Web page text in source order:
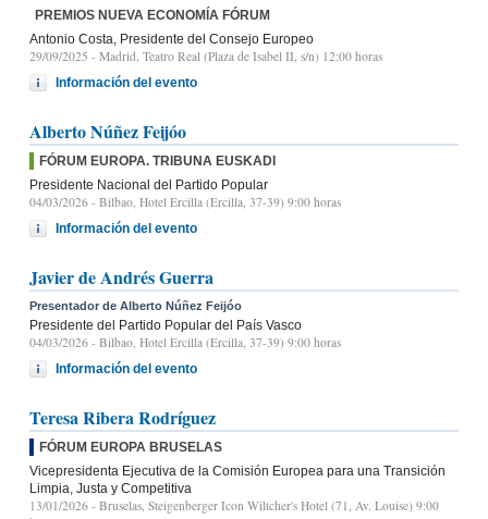
PREMIOS NUEVA ECONOMÍA FÓRUM
Antonio Costa, Presidente del Consejo Europeo
29/09/2025 - Madrid, Teatro Real (Plaza de Isabel II, s/n) 12:00 horas
Información del evento
Alberto Núñez Feijóo
FÓRUM EUROPA. TRIBUNA EUSKADI
Presidente Nacional del Partido Popular
04/03/2026 - Bilbao, Hotel Ercilla (Ercilla, 37-39) 9:00 horas
Información del evento
Javier de Andrés Guerra
Presentador de Alberto Núñez Feijóo
Presidente del Partido Popular del País Vasco
04/03/2026 - Bilbao, Hotel Ercilla (Ercilla, 37-39) 9:00 horas
Información del evento
Teresa Ribera Rodríguez
FÓRUM EUROPA BRUSELAS
Vicepresidenta Ejecutiva de la Comisión Europea para una Transición
Limpia, Justa y Competitiva
13/01/2026 - Bruselas, Steigenberger Icon Wiltcher's Hotel (71, Av. Louise) 9:00